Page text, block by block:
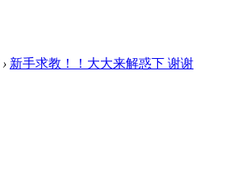
› 新手求教！！大大来解惑下 谢谢